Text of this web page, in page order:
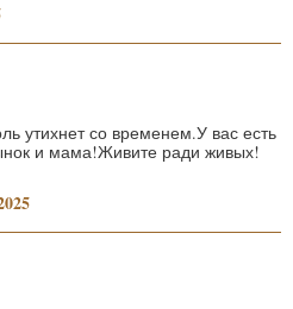
утихнет со временем.У вас есть
и мама!Живите ради живых!